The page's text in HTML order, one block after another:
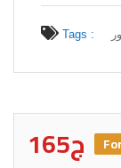
Tags :
165ج